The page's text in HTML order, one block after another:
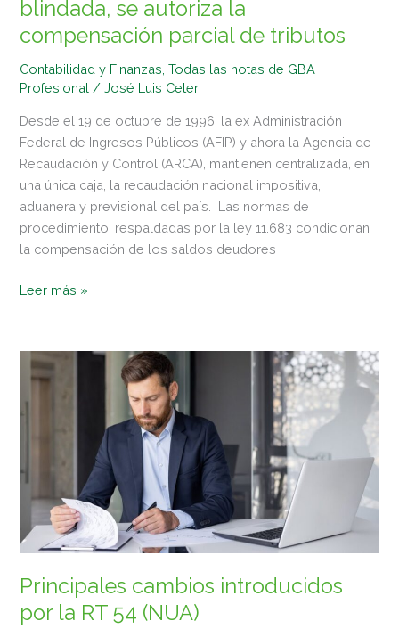
blindada, se autoriza la
compensación parcial de tributos
Contabilidad y Finanzas ,Todas las notas de GBA
Profesional /José Luis Ceteri
Desde el 19 de octubre de 1996, la ex Administración
Federal de Ingresos Públicos (AFIP) y ahora la Agencia de
Recaudación y Control (ARCA), mantienen centralizada, en
una única caja, la recaudación nacional impositiva,
aduanera y previsional del país. Las normas de
procedimiento, respaldadas por la ley 11.683 condicionan
la compensación de los saldos deudores
compensación
parcial
tributos
Leer más »
Principales cambios introducidos
por la RT 54 (NUA)
Principales
cambios
introducidos
RT
54
(NUA)